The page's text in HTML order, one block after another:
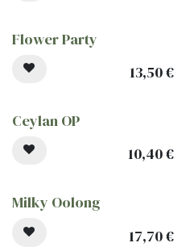
Flower Party
13,50€
Ceylan OP
10,40€
Milky Oolong
17,70€